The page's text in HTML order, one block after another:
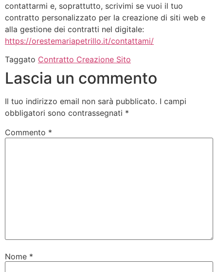
contattarmi e, soprattutto, scrivimi se vuoi il tuo
contratto personalizzato per la creazione di siti web e
alla gestione dei contratti nel digitale:
https://orestemariapetrillo.it/contattami/
Taggato Contratto Creazione Sito
Lascia un commento
Il tuo indirizzo email non sarà pubblicato. I campi
obbligatori sono contrassegnati *
Commento *
Nome *